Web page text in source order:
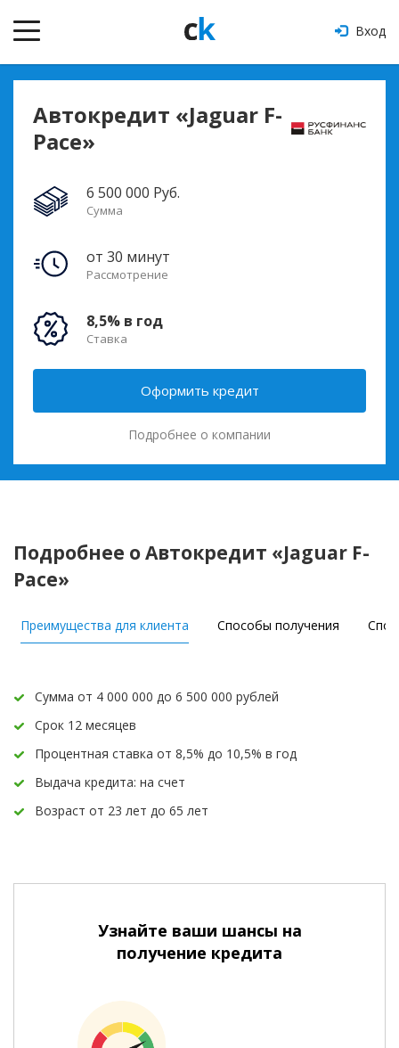
Вход
Автокредит «Jaguar F-
Pace»
6 500 000 Руб.
Сумма
от 30 минут
Рассмотрение
8,5% в год
Ставка
Подробнее о компании
Оформить кредит
Подробнее о Автокредит «Jaguar F-
Pace»
Преимущества для клиента Способы получения
Сумма от 4 000 000 до 6 500 000 рублей
Срок 12 месяцев
Процентная ставка от 8,5% до 10,5% в год
Выдача кредита: на счет
Возраст от 23 лет до 65 лет
Узнайте ваши шансы на
получение кредита